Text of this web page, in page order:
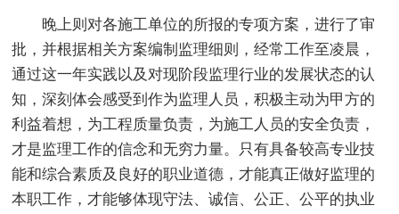
晚上则对各施工单位的所报的专项方案，进行了审
批，并根据相关方案编制监理细则，经常工作至凌晨，
通过这一年实践以及对现阶段监理行业的发展状态的认
知，深刻体会感受到作为监理人员，积极主动为甲方的
利益着想，为工程质量负责，为施工人员的安全负责，
才是监理工作的信念和无穷力量。只有具备较高专业技
能和综合素质及良好的职业道德，才能真正做好监理的
本职工作，才能够体现守法、诚信、公正、公平的执业